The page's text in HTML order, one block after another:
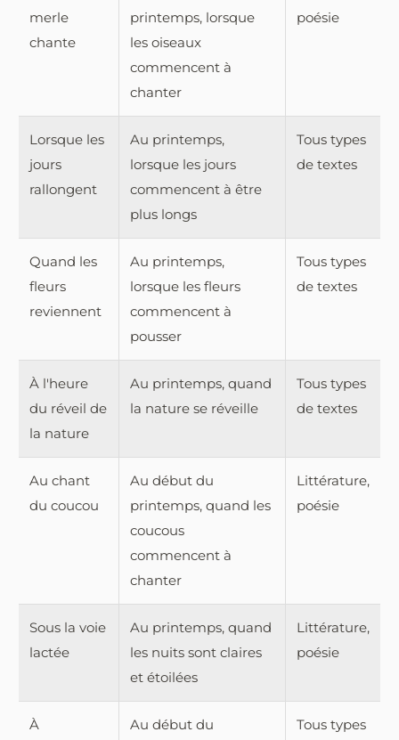
merle
chante
printemps, lorsque
les oiseaux
commencent à
chanter
poésie
Lorsque les
jours
rallongent
Au printemps,
lorsque les jours
commencent à être
plus longs
Tous types
de textes
Quand les
fleurs
reviennent
Au printemps,
lorsque les fleurs
commencent à
pousser
Tous types
de textes
À l'heure
du réveil de
la nature
Au printemps, quand
la nature se réveille
Tous types
de textes
Au chant
du coucou
Au début du
printemps, quand les
coucous
commencent à
chanter
Littérature,
poésie
Sous la voie
lactée
Au printemps, quand
les nuits sont claires
et étoilées
Littérature,
poésie
À
Au début du
Tous types